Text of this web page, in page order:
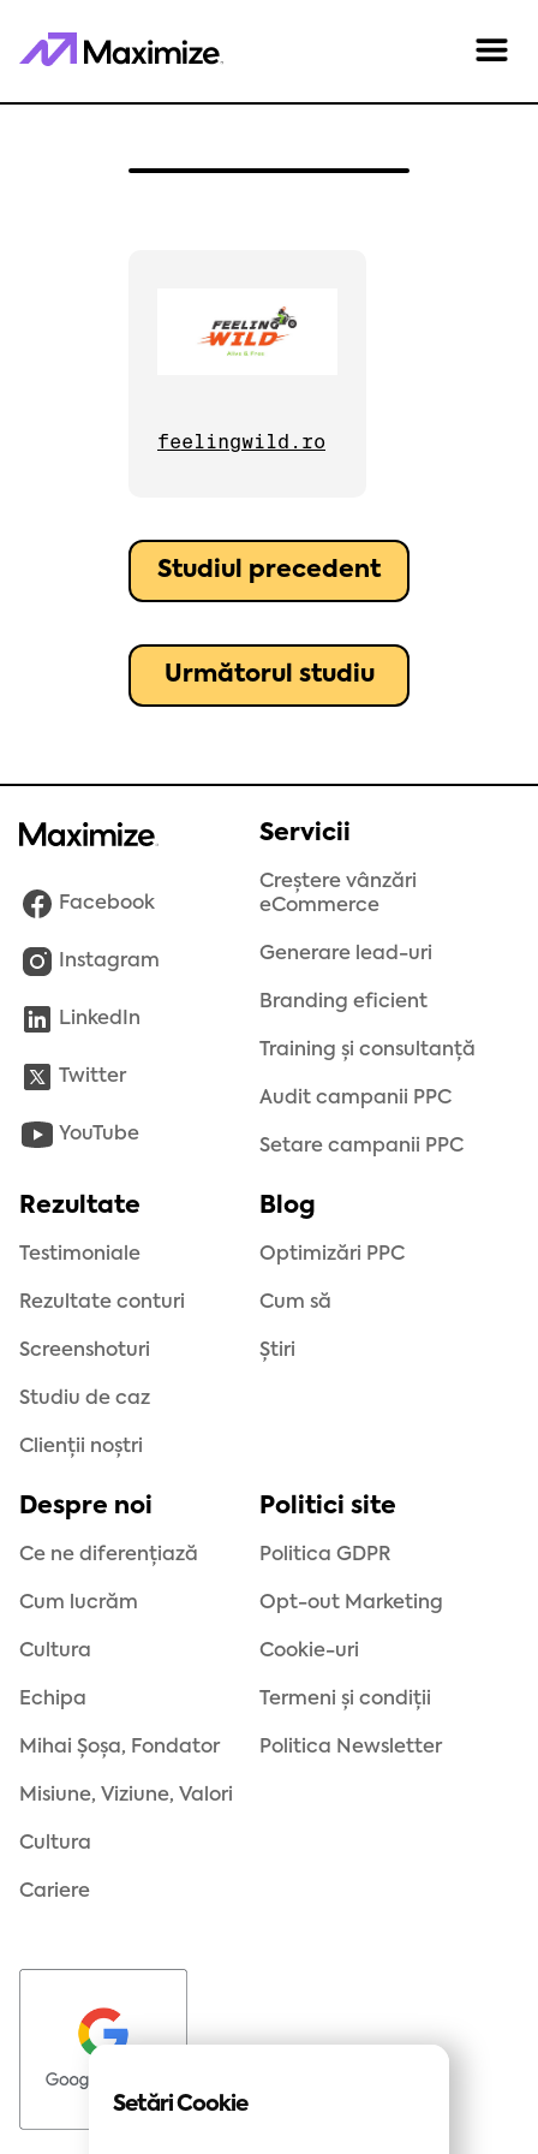
feelingwild.ro
Studiul precedent
Următorul studiu
Facebook
Instagram
LinkedIn
Twitter
YouTube
Servicii
Creștere vânzări
eCommerce
Generare lead-uri
Branding eficient
Training și consultanță
Audit campanii PPC
Setare campanii PPC
Rezultate
Testimoniale
Rezultate conturi
Screenshoturi
Studiu de caz
Clienții noștri
Blog
Optimizări PPC
Cum să
Știri
Despre noi
Ce ne diferențiază
Cum lucrăm
Cultura
Echipa
Mihai Șoșa, Fondator
Misiune, Viziune, Valori
Cultura
Cariere
Politici site
Politica GDPR
Opt-out Marketing
Cookie-uri
Termeni și condiții
Politica Newsletter
Setări Cookie